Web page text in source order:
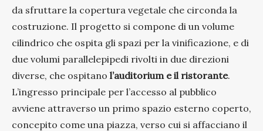
da sfruttare la copertura vegetale che circonda la
costruzione. Il progetto si compone di un volume
cilindrico che ospita gli spazi per la vinificazione, e di
due volumi parallelepipedi rivolti in due direzioni
diverse, che ospitano l’auditorium e il ristorante.
L’ingresso principale per l’accesso al pubblico
avviene attraverso un primo spazio esterno coperto,
concepito come una piazza, verso cui si affacciano il